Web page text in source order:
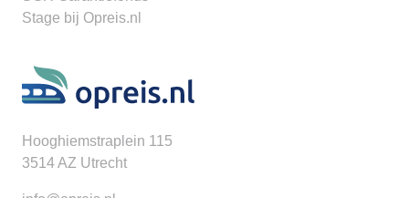
Stage bij Opreis.nl
Hooghiemstraplein 115
3514 AZ Utrecht